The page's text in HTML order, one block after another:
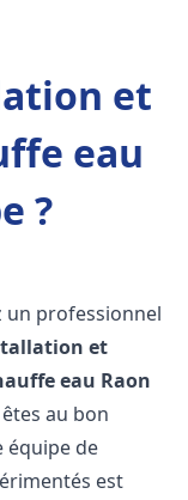
et
eau
?
un professionnel
et
eau Raon
au bon
équipe de
est